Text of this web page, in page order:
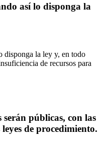
así lo disponga la
disponga la ley y, en todo
de recursos para
serán públicas, con las
de procedimiento.